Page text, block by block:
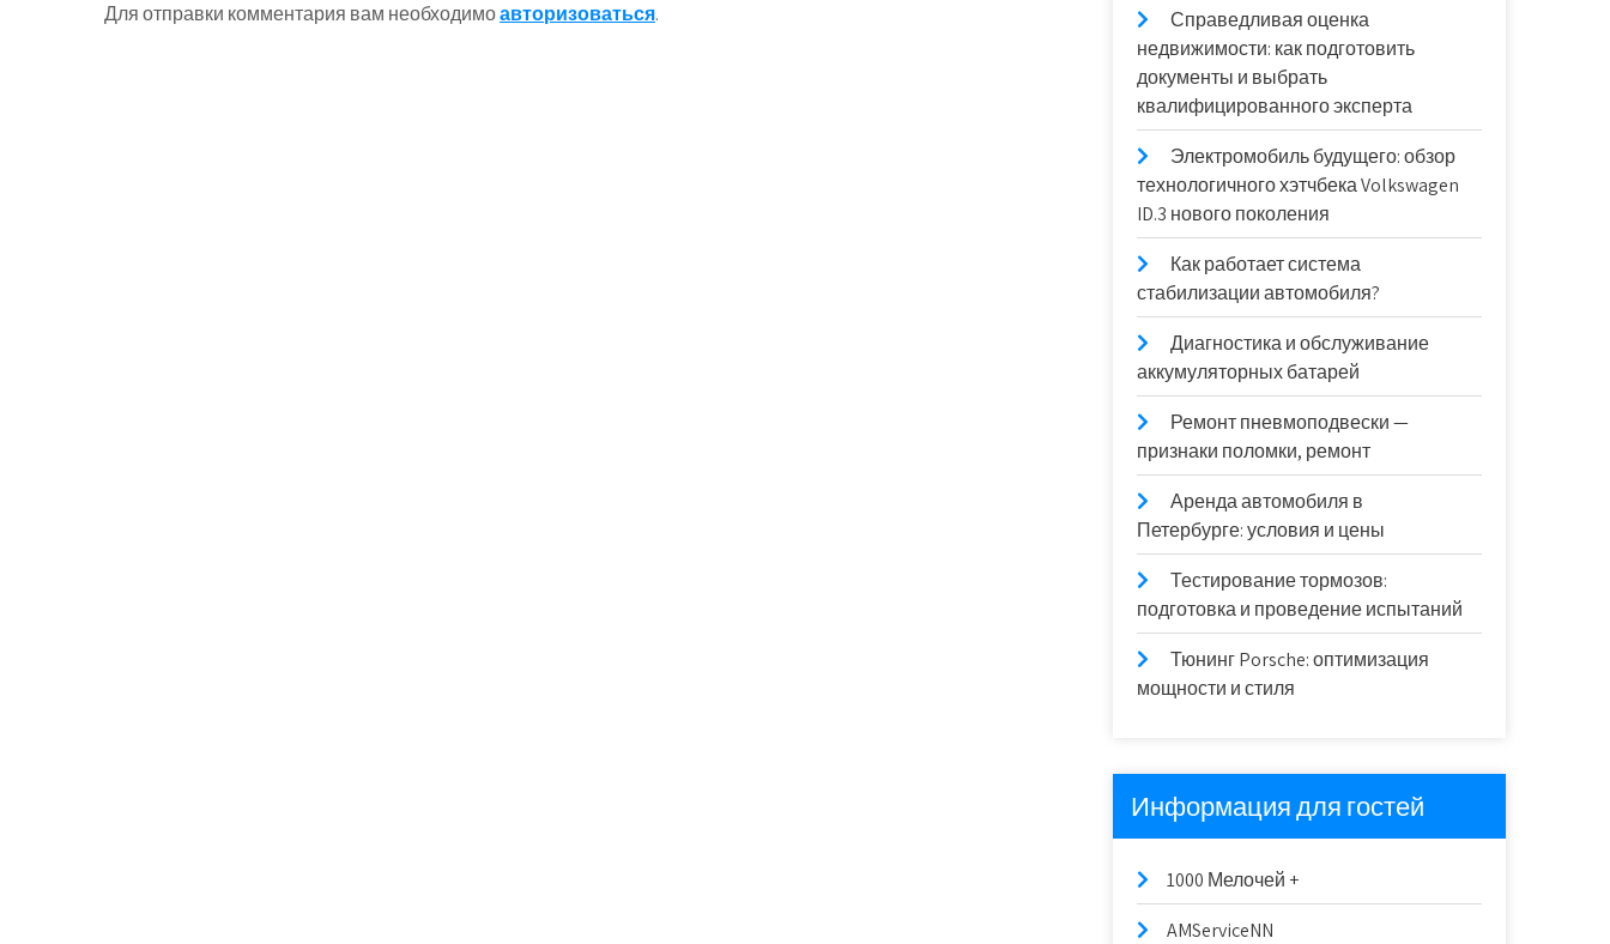
Для отправки комментария вам необходимоавторизоваться.
Справедливая оценка
недвижимости: как подготовить
документы и выбрать
квалифицированного эксперта
Электромобиль будущего: обзор
технологичного хэтчбека Volkswagen
ID.3 нового поколения
Как работает система
стабилизации автомобиля?
Диагностика и обслуживание
аккумуляторных батарей
Ремонт пневмоподвески —
признаки поломки, ремонт
Аренда автомобиля в
Петербурге: условия и цены
Тестирование тормозов:
подготовка и проведение испытаний
Тюнинг Porsche: оптимизация
мощности и стиля
Информация для гостей
1000 Мелочей +
AMServiceNN